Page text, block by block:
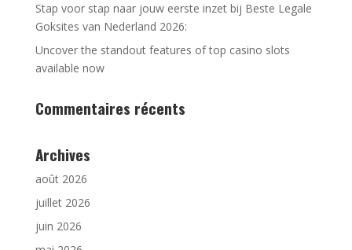
Stap voor stap naar jouw eerste inzet bij Beste Legale
Goksites van Nederland 2026:
Uncover the standout features of top casino slots
available now
Commentaires récents
Archives
août 2026
juillet 2026
juin 2026